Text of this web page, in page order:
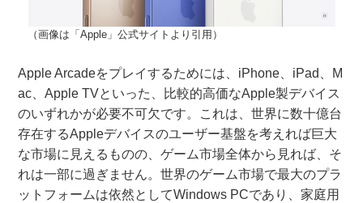
（画像は「Apple」公式サイトより引用）
Apple Arcadeをプレイするためには、iPhone、iPad、M
ac、Apple TVといった、比較的高価なApple製デバイス
のいずれかが必要不可欠です。これは、世界に数十億台
存在するAppleデバイスのユーザー基盤を考えれば巨大
な市場に見えるものの、ゲーム市場全体から見れば、そ
れは一部に過ぎません。世界のゲーム市場で最大のプラ
ットフォームは依然としてWindows PCであり、家庭用